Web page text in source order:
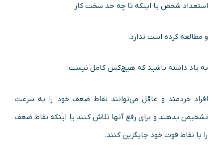
استعداد شخص یا اینکه تا چه حد سخت کار
و مطالعه کرده است ندارد.
به یاد داشته باشید که هیچ‌کس کامل نیست.
افراد خردمند و عاقل می‌توانند نقاط ضعف خود را به سرعت
تشخیص بدهند و برای رفع آنها تلاش کنند یا اینکه نقاط ضعف
را با نقاط قوت خود جایگزین کنند.